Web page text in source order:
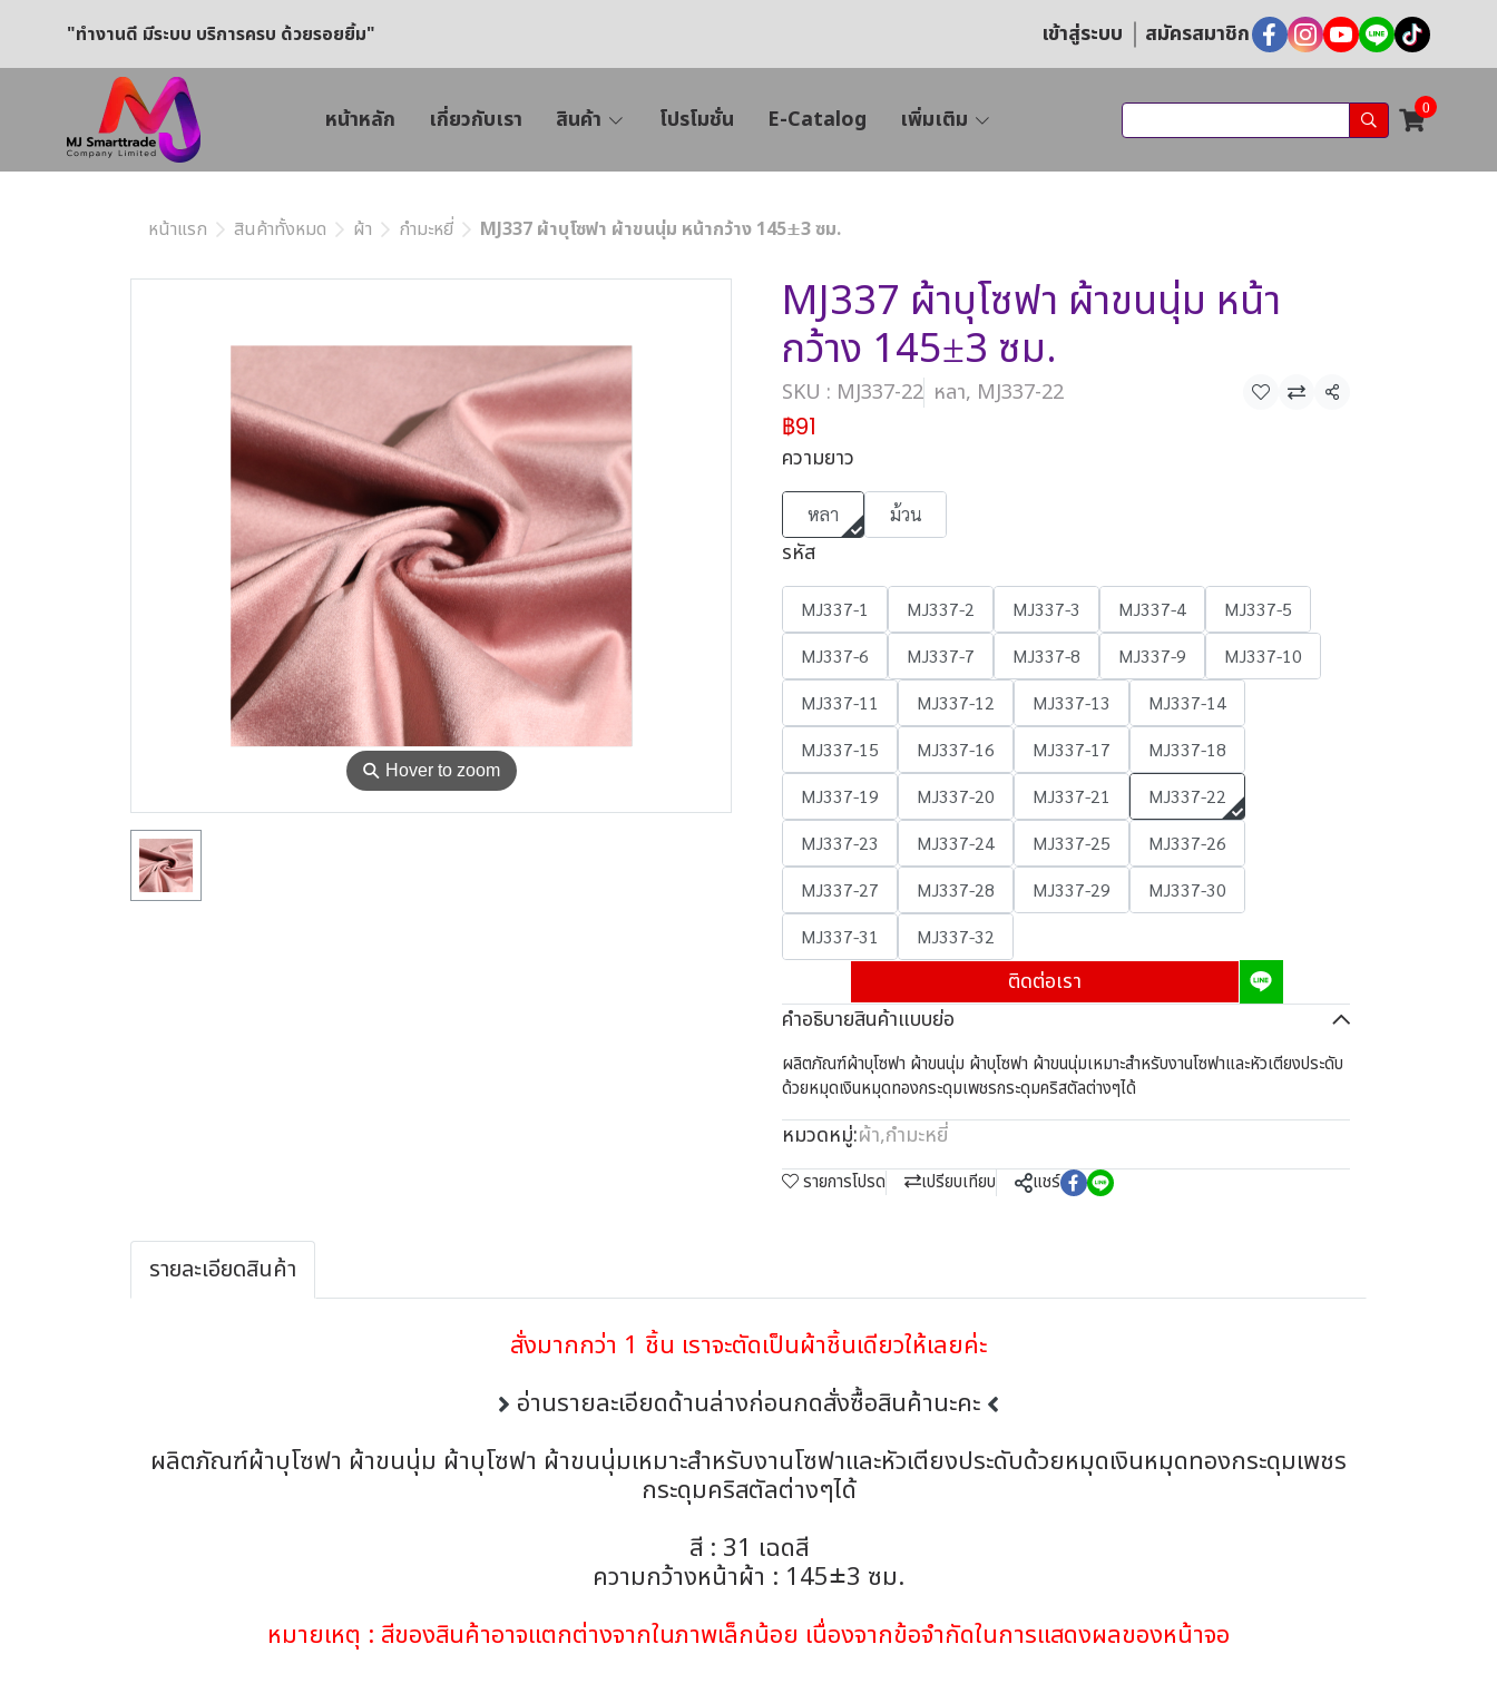
"ทำงานดี มีระบบ บริการครบ ด้วยรอยยิ้ม" เข้าสู่ระบบ สมัครสมาชิก
หน้าหลัก เกี่ยวกับเรา สินค้า โปรโมชั่น E-Catalog เพิ่มเติม 0
หน้าแรก สินค้าทั้งหมด ผ้า กำมะหยี่ MJ337 ผ้าบุโซฟา ผ้าขนนุ่ม หน้ากว้าง 145±3 ซม.
⚲ Hover to zoom
MJ337 ผ้าบุโซฟา ผ้าขนนุ่ม หน้า
กว้าง 145±3 ซม.
SKU : MJ337-22 หลา, MJ337-22 แชร์
฿91
ความยาว
หลา ม้วน
รหัส
MJ337-1 MJ337-2 MJ337-3 MJ337-4
MJ337-5
MJ337-6
MJ337-7 MJ337-8 MJ337-9
MJ337-10
MJ337-11
MJ337-12 MJ337-13
MJ337-14
MJ337-15
MJ337-16 MJ337-17
MJ337-18
MJ337-19
MJ337-20 MJ337-21
MJ337-22
MJ337-23
MJ337-24 MJ337-25
MJ337-26
MJ337-27
MJ337-28 MJ337-29
MJ337-30
MJ337-31
MJ337-32
ติดต่อเรา
คำอธิบายสินค้าแบบย่อ
ผลิตภัณฑ์ผ้าบุโซฟา ผ้าขนนุ่ม ผ้าบุโซฟา ผ้าขนนุ่มเหมาะสำหรับงานโซฟาและหัวเตียงประดับ
ด้วยหมุดเงินหมุดทองกระดุมเพชรกระดุมคริสตัลต่างๆได้
หมวดหมู่:ผ้า,กำมะหยี่
รายการโปรด เปรียบเทียบ แชร์
รายละเอียดสินค้า
สั่งมากกว่า 1 ชิ้น เราจะตัดเป็นผ้าชิ้นเดียวให้เลยค่ะ
อ่านรายละเอียดด้านล่างก่อนกดสั่งซื้อสินค้านะคะ
ผลิตภัณฑ์ผ้าบุโซฟา ผ้าขนนุ่ม ผ้าบุโซฟา ผ้าขนนุ่มเหมาะสำหรับงานโซฟาและหัวเตียงประดับด้วยหมุดเงินหมุดทองกระดุมเพชร
กระดุมคริสตัลต่างๆได้
สี : 31 เฉดสี
ความกว้างหน้าผ้า : 145±3 ซม.
หมายเหตุ : สีของสินค้าอาจแตกต่างจากในภาพเล็กน้อย เนื่องจากข้อจำกัดในการแสดงผลของหน้าจอ